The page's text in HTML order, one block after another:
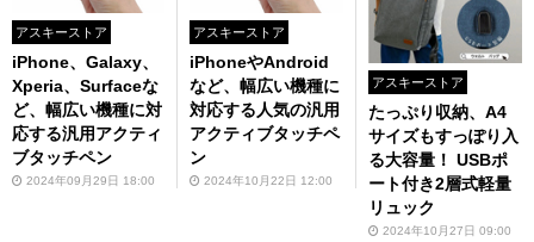
アスキーストア
iPhone、Galaxy、
Xperia、Surfaceな
ど、幅広い機種に対
応する汎用アクティ
ブタッチペン
2024年09月29日 18:00
アスキーストア
iPhoneやAndroid
など、幅広い機種に
対応する人気の汎用
アクティブタッチペ
ン
2024年10月22日 12:00
アスキーストア
たっぷり収納、A4
サイズもすっぽり入
る大容量！ USBポ
ート付き2層式軽量
リュック
2024年10月27日 09:00